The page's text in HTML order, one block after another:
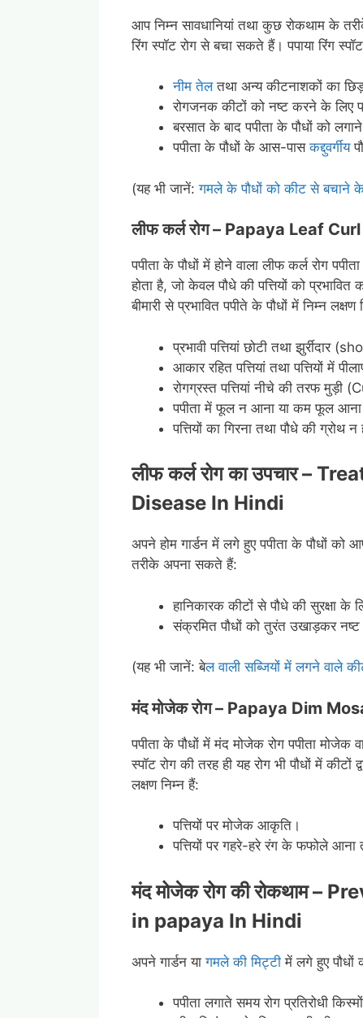
आप निम्न सावधानियां तथा कुछ रोकथाम के
रिंग स्पॉट रोग से बचा सकते हैं। पपाया रिंग
नीम तेलतथा अन्य कीटनाशकों का
रोगजनक कीटों को नष्ट करने के लिए
बरसात के बाद पपीता के पौधों को
पपीता के पौधों के आस-पासकद्दुवर्गीय
(यह भी जानें:गमले के पौधों को कीट से बचाने
लीफ कर्ल रोग – Papaya Leaf
पपीता के पौधों में होने वाला लीफ कर्ल रोग
होता है, जो केवल पौधे की पत्तियों को
बीमारी से प्रभावित पपीते के पौधों में निम्न
प्रभावी पत्तियां छोटी तथा झुर्रीदार
आकार रहित पत्तियां तथा पत्तियों में
रोगग्रस्त पत्तियां नीचे की तरफ मुड़ी
पपीता में फूल न आना या कम फूल
पत्तियों का गिरना तथा पौधे की ग्रोथ न
लीफ कर्ल रोग का उपचार –
Disease In Hindi
अपने होम गार्डन में लगे हुए पपीता के पौधों को
तरीके अपना सकते हैं:
हानिकारक कीटों से पौधे की सुरक्षा
संक्रमित पौधों को तुरंत उखाड़कर नष्ट
(यह भी जानें: बेल वाली सब्जियों में लगने वाले
मंद मोजेक रोग – Papaya Dim
पपीता के पौधों में मंद मोजेक रोग पपीता मोजेक
स्पॉट रोग की तरह ही यह रोग भी पौधों में कीटों
लक्षण निम्न हैं:
पत्तियों पर मोजेक आकृति।
पत्तियों पर गहरे-हरे रंग के फफोले आना
मंद मोजेक रोग की रोकथाम –
in papaya In Hindi
अपने गार्डन यागमले की मिट्टी में लगे हुए पौधों
पपीता लगाते समय रोग प्रतिरोधी